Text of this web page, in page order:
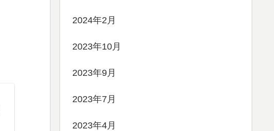
2024年2月
2023年10月
2023年9月
2023年7月
2023年4月